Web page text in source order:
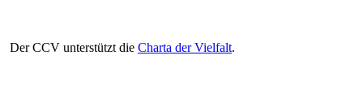
Der CCV unterstützt die Charta der Vielfalt.